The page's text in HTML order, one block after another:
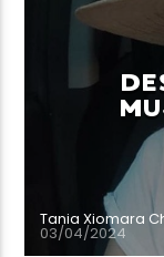
Tania Xiomara
03/04/2024